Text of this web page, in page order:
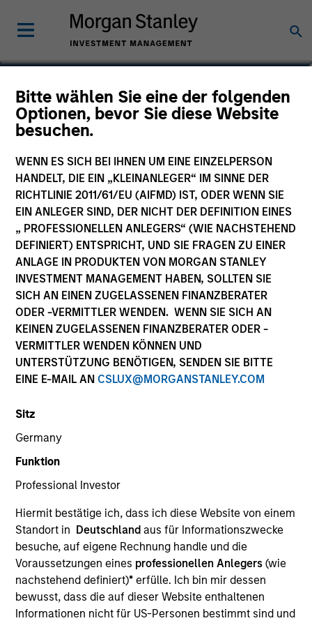
Bitte wählen Sie eine der folgenden
Optionen, bevor Sie diese Website
besuchen.
WENN ES SICH BEI IHNEN UM EINE EINZELPERSON
HANDELT, DIE EIN „KLEINANLEGER“ IM SINNE DER
RICHTLINIE 2011/61/EU (AIFMD) IST, ODER WENN SIE
EIN ANLEGER SIND, DER NICHT DER DEFINITION EINES
„ PROFESSIONELLEN ANLEGERS“ (WIE NACHSTEHEND
DEFINIERT) ENTSPRICHT, UND SIE FRAGEN ZU EINER
ANLAGE IN PRODUKTEN VON MORGAN STANLEY
INVESTMENT MANAGEMENT HABEN, SOLLTEN SIE
SICH AN EINEN ZUGELASSENEN FINANZBERATER
ODER -VERMITTLER WENDEN. WENN SIE SICH AN
KEINEN ZUGELASSENEN FINANZBERATER ODER -
VERMITTLER WENDEN KÖNNEN UND
UNTERSTÜTZUNG BENÖTIGEN, SENDEN SIE BITTE
EINE E-MAIL AN CSLUX@MORGANSTANLEY.COM
Sitz
Germany
Funktion
Professional Investor
Hiermit bestätige ich, dass ich diese Website von einem
Standort in Deutschland aus für Informationszwecke
besuche, auf eigene Rechnung handle und die
Voraussetzungen eines professionellen Anlegers(wie
nachstehend definiert)* erfülle. Ich bin mir dessen
bewusst, dass die auf dieser Website enthaltenen
Informationen nicht für US-Personen bestimmt sind und
Jack Purdy
Executive Director
10 Years
TEAM
North America Private Credit
Jack Purdy is an Executive Director at Morgan